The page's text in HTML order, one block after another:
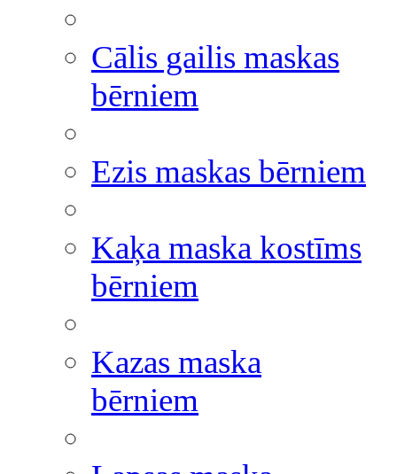
Cālis gailis maskas
bērniem
Ezis maskas bērniem
Kaķa maska kostīms
bērniem
Kazas maska
bērniem